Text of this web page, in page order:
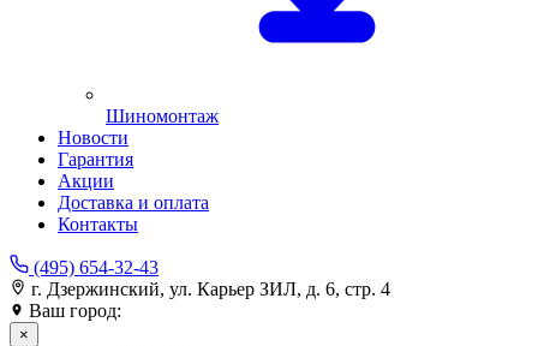
Шиномонтаж
Новости
Гарантия
Акции
Доставка и оплата
Контакты
(495) 654-32-43
г. Дзержинский, ул. Карьер ЗИЛ, д. 6, стр. 4
Ваш город:
×